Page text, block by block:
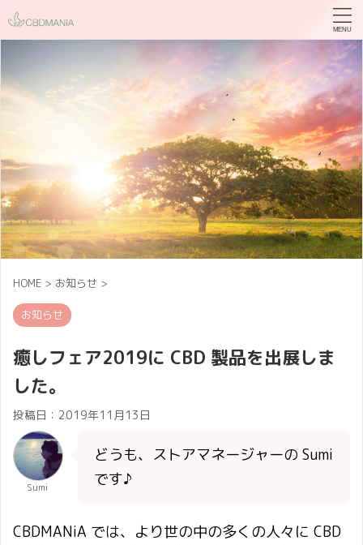
HOME > お知らせ >
お知らせ
癒しフェア2019に CBD 製品を出展しま
した。
投稿日： 2019年11月13日
Sumi
どうも、ストアマネージャーの Sumi
です♪
CBDMANiA では、より世の中の多くの人々に CBD